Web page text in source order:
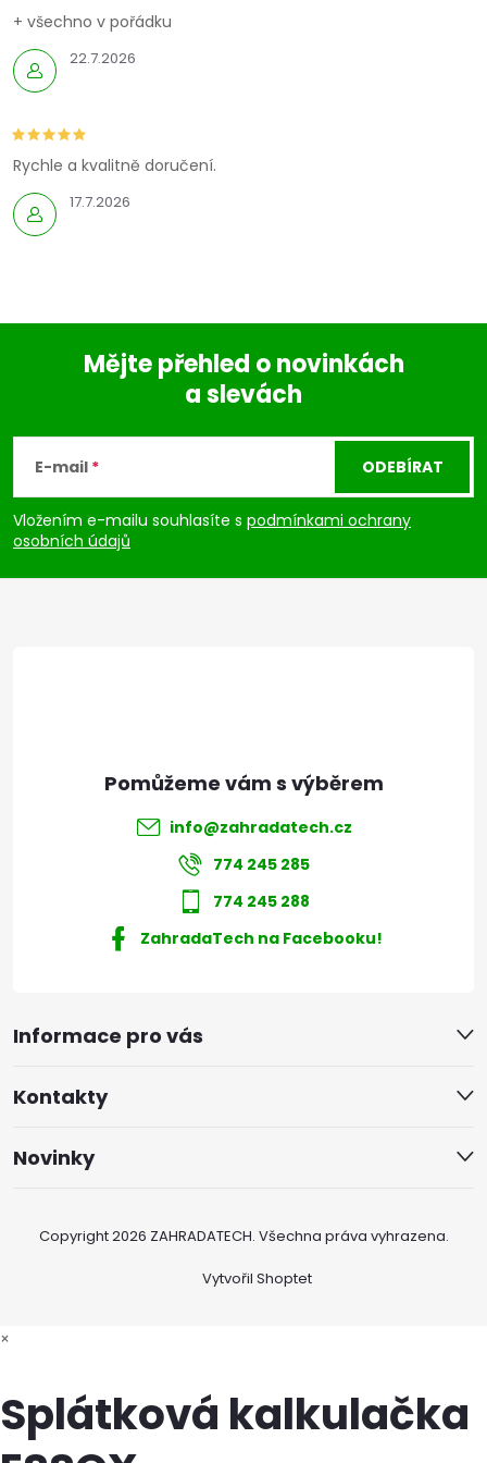
í
p
r
v
k
y
ý
i
u
22.7.2026
+ všechno v pořádku
17.7.2026
Rychle a kvalitně doručení.
p
a
Mějte přehled o novinkách
a slevách
E-mail
Vložením e-mailu souhlasíte s podmínkami ochrany
osobních údajů
ODEBÍRAT
Informace pro vás
Kontakty
Novinky
info@zahradatech.cz
774 245 285
774 245 288
ZahradaTech na Facebooku!
Vytvořil Shoptet
Copyright 2026 ZAHRADATECH. Všechna práva vyhrazena.
×
Splátková kalkulačka